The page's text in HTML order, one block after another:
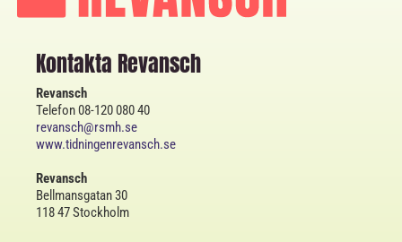
Kontakta Revansch
Revansch
Telefon 08-120 080 40
revansch@rsmh.se
www.tidningenrevansch.se
Revansch
Bellmansgatan 30
118 47 Stockholm